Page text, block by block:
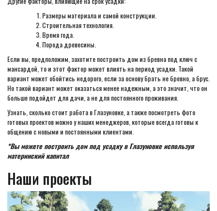
Размеры материала и самой конструкции.
Строительная технология.
Время года.
Порода древесины.
Если вы, предположим, захотите построить дом из бревна под ключ с
мансардой, то и этот фактор может влиять на период усадки. Такой
вариант может обойтись недорого, если за основу брать не бревно, а брус.
Но такой вариант может оказаться менее надежным, а это значит, что он
больше подойдет для дачи, а не для постоянного проживания.
Узнать, сколько стоит работа в Глазуновке, а также посмотреть фото
готовых проектов можно у наших менеджеров, которые всегда готовы к
общению с новыми и постоянными клиентами.
*Вы можете построить дом под усадку в Глазуновке используя
материнский капитал
Наши проекты